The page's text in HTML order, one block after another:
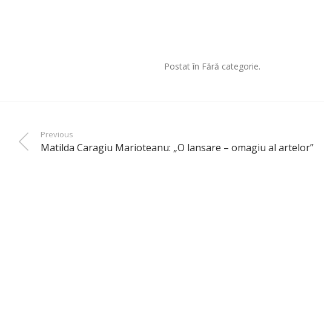
Postat în Fără categorie.
Previous
Matilda Caragiu Marioteanu: „O lansare – omagiu al artelor”